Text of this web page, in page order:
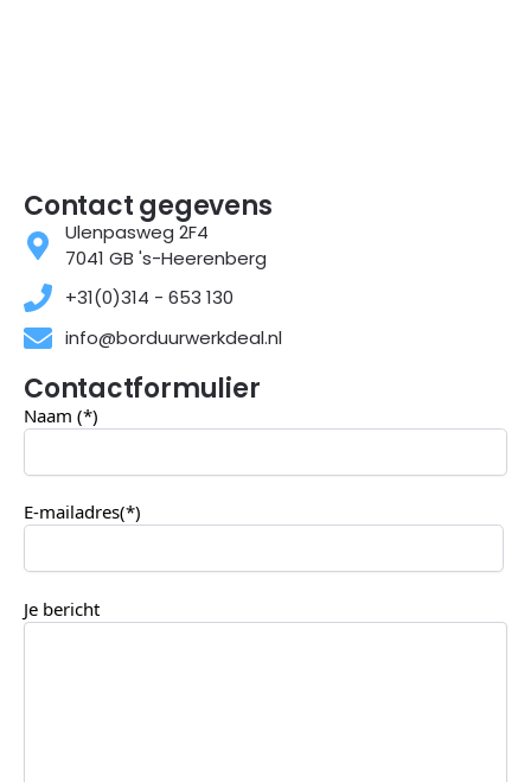
Contact gegevens
Ulenpasweg 2F4
7041 GB 's-Heerenberg
+31(0)314 - 653 130
info@borduurwerkdeal.nl
Contactformulier
Naam (*)
E-mailadres(*)
Je bericht